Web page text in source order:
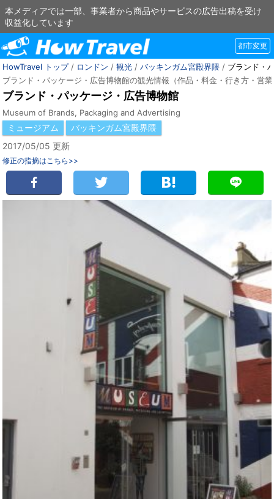
本メディアでは一部、事業者から商品やサービスの広告出稿を受け
収益化しています
都市変更
HowTravel トップ/ ロンドン / 観光 / バッキンガム宮殿界隈 / ブランド・
ブランド・パッケージ・広告博物館の観光情報（作品・料金・行き方・営
ブランド・パッケージ・広告博物館
Museum of Brands, Packaging and Advertising
ミュージアム
バッキンガム宮殿界隈
2017/05/05 更新
修正の指摘はこちら>>